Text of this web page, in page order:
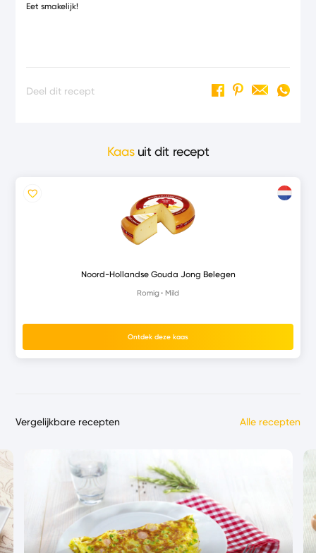
Eet smakelijk!
Deel dit recept
Kaasuit dit recept
Noord-Hollandse Gouda Jong Belegen
Romig Mild
Ontdek deze kaas
Vergelijkbare recepten Alle recepten